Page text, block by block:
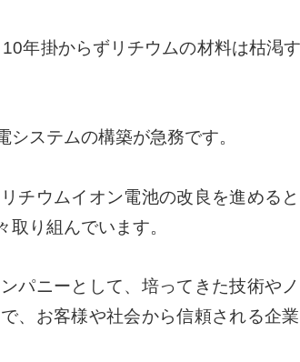
年掛からずリチウムの材料は枯渇
ステムの構築が急務です。
チウムイオン電池の改良を進める
り組んでいます。
パニーとして、培ってきた技術や
、お客様や社会から信頼される企